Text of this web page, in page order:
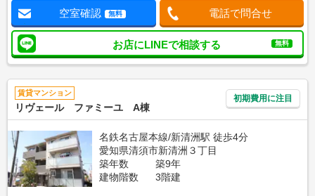
空室確認 無料 電話で問合せ
お店にLINEで相談する 無料
賃貸マンション
リヴェール ファミーユ A棟
初期費用に注目
名鉄名古屋本線/新清洲駅 徒歩4分
愛知県清須市新清洲３丁目
築年数
築9年
建物階数
3階建